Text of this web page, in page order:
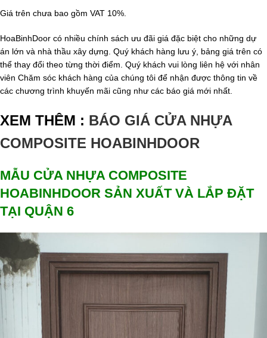
Giá trên chưa bao gồm VAT 10%.
HoaBinhDoor có nhiều chính sách ưu đãi giá đặc biệt cho những dự
án lớn và nhà thầu xây dựng. Quý khách hàng lưu ý, bảng giá trên có
thể thay đổi theo từng thời điểm. Quý khách vui lòng liên hệ với nhân
viên Chăm sóc khách hàng của chúng tôi để nhận được thông tin về
các chương trình khuyến mãi cũng như các báo giá mới nhất.
XEM THÊM : BÁO GIÁ CỬA NHỰA
COMPOSITE HOABINHDOOR
MẪU CỬA NHỰA COMPOSITE
HOABINHDOOR SẢN XUẤT VÀ LẮP ĐẶT
TẠI QUẬN 6